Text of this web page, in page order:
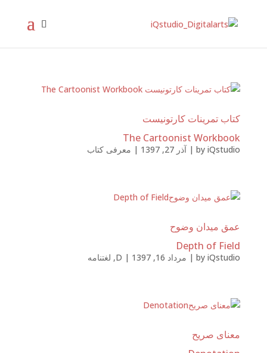
کتاب تمرینات کارتونیست
The Cartoonist Workbook
byiQstudio
|آذر 27, 1397 | معرفی کتاب
عمق میدان وضوح
Depth of Field
byiQstudio
| مرداد 16, 1397 |
D
, لغتنامه
معنای صریح